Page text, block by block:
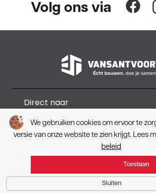
We gebruiken cookies om ervoor te
versie van onze website te zien krijgt. Lees
beleid
Toestaan
Sluiten
Volg ons via
Direct naar
Van Santvoort
Projecten